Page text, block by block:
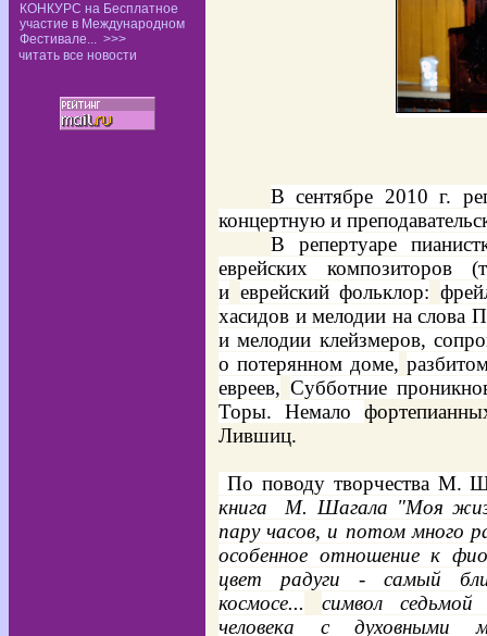
КОНКУРС на Бесплатное
участие в Международном
Фестивале... >>>
читать все новости
В сентябре 2010 г.
концертную и
В репертуаре
еврейских
и еврейский фольклор:
хасидов и мелодии на слова
и мелодии клейзмеров,
о потерянном доме,
евреев, Субботние
Торы. Немало
Лившиц.
По поводу творчества М.
книга М. Шагала "Моя
пару часов, и потом много
особенное отношение к
цвет радуги - самый
космосе...
символ седьмой
человека с